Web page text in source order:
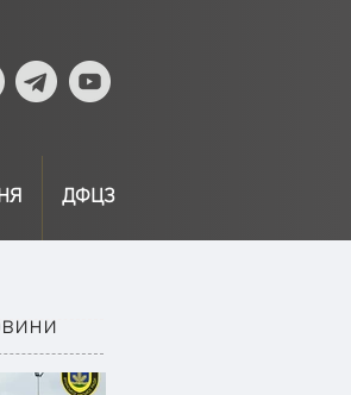
ДФЦЗ